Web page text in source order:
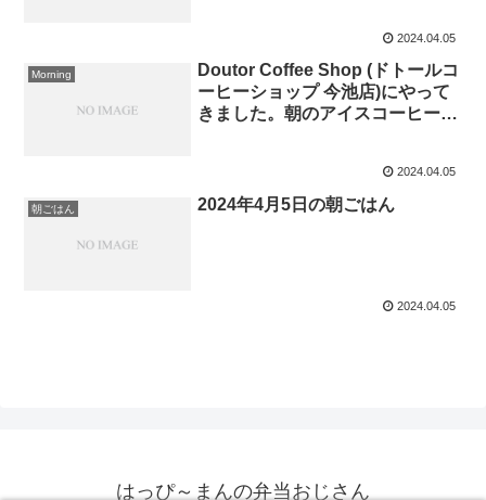
2024.04.05
Morning
Doutor Coffee Shop (ドトールコ
ーヒーショップ 今池店)にやって
きました。朝のアイスコーヒー
2024.04.05
朝ごはん 2024年4月5日の朝ごはん
2024.04.05
はっぴ～まんの弁当おじさん